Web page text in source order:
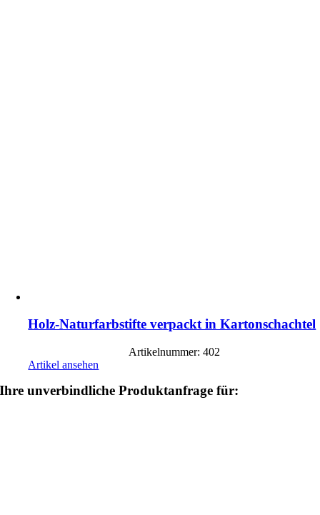
Holz-Naturfarbstifte verpackt in Kartonschachtel
Artikelnummer: 402
Artikel ansehen
Ihre unverbindliche Produktanfrage für: